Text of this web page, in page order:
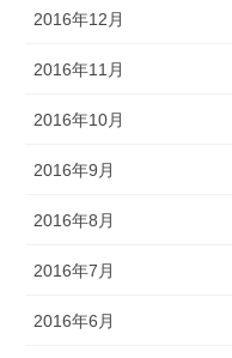
2016年12月
2016年11月
2016年10月
2016年9月
2016年8月
2016年7月
2016年6月